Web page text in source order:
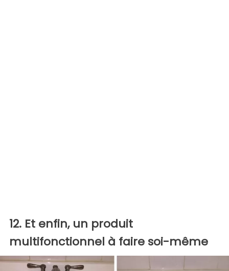
12. Et enfin, un produit
multifonctionnel à faire soi-même